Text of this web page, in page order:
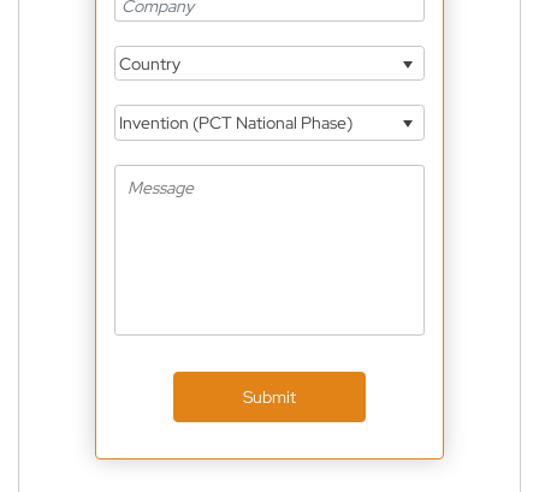
Country
Invention (PCT National Phase)
Submit